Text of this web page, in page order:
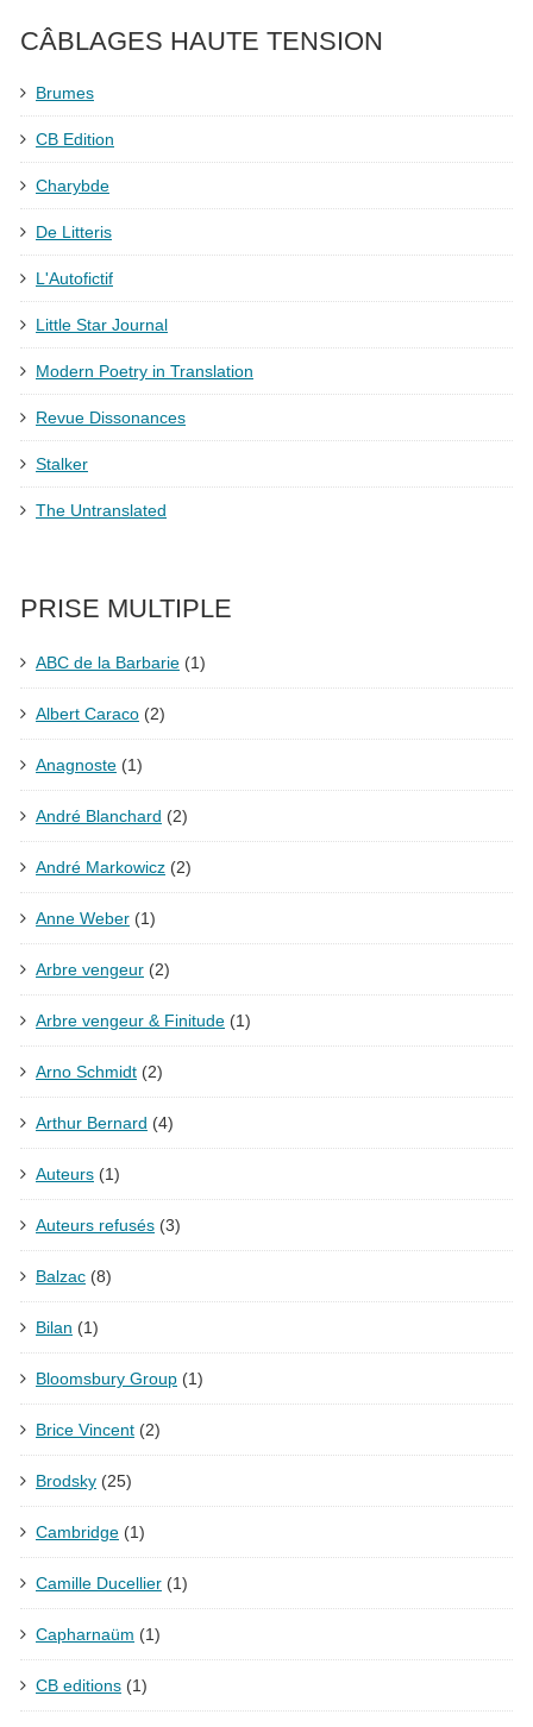
CÂBLAGES HAUTE TENSION
Brumes
CB Edition
Charybde
De Litteris
L'Autofictif
Little Star Journal
Modern Poetry in Translation
Revue Dissonances
Stalker
The Untranslated
PRISE MULTIPLE
ABC de la Barbarie (1)
Albert Caraco (2)
Anagnoste (1)
André Blanchard (2)
André Markowicz (2)
Anne Weber (1)
Arbre vengeur (2)
Arbre vengeur & Finitude (1)
Arno Schmidt (2)
Arthur Bernard (4)
Auteurs (1)
Auteurs refusés (3)
Balzac (8)
Bilan (1)
Bloomsbury Group (1)
Brice Vincent (2)
Brodsky (25)
Cambridge (1)
Camille Ducellier (1)
Capharnaüm (1)
CB editions (1)